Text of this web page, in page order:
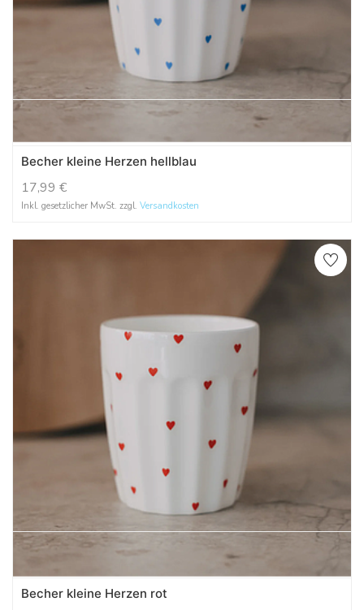
Becher kleine Herzen hellblau
17,99 €
Inkl. gesetzlicher MwSt. zzgl. Versandkosten
Becher kleine Herzen rot